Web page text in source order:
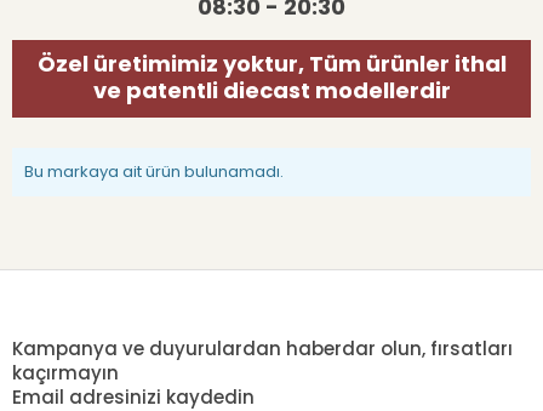
08:30 - 20:30
Özel üretimimiz yoktur, Tüm ürünler ithal
ve patentli diecast modellerdir
Bu markaya ait ürün bulunamadı.
Kampanya ve duyurulardan haberdar olun, fırsatları
kaçırmayın
Email adresinizi kaydedin